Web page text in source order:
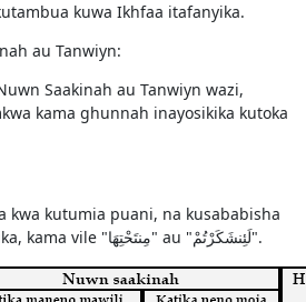
kuwa Ikhfaa itafanyika.
au Tanwiyn:
Saakinah au Tanwiyn wazi,
kama ghunnah inayosikika kutoka
kwa kutumia puani, na kusababisha
sauti ya nunung'unika, kama vile "مِنتَحْتِهَا" au "لَئِنشَكَرْتُمْ".